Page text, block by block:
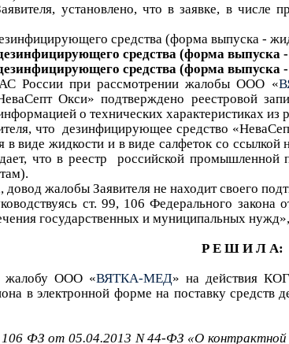
установлено, что в заявке, в числе
средства (форма выпуска -
средства (форма выпуска
средства (форма выпуска -
Россиипри рассмотрении жалобыООО «
Окси»подтверждено реестровой
о технических характеристиках из
что дезинфицирующее средство
в виде жидкости и в виде салфеток со ссылкой
что в реестр
российской промышленной
.
довод жалобы Заявителя не находит своего
ст. 99, 106 Федерального закона
государственных и муниципальных нужд»
Р Е Ш И Л А:
жалобуООО «ВЯТКА-МЕД» на действия
в электронной форме на поставку
ФЗ от 05.04.2013 N 44-ФЗ «О контрактной